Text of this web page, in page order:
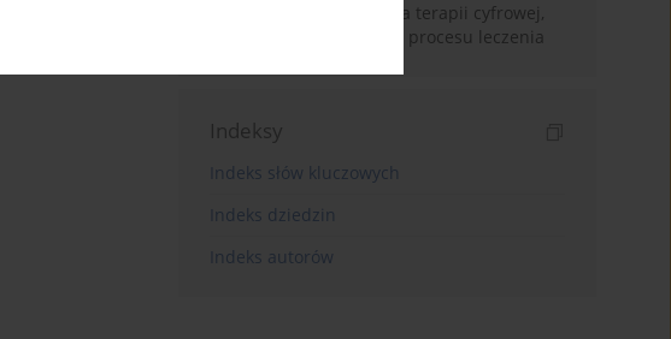
Prawne ramy stosowania terapii cyfrowej,
jako subsydiarnej formy procesu leczenia
Indeksy
Indeks słów kluczowych
Indeks dziedzin
Indeks autorów